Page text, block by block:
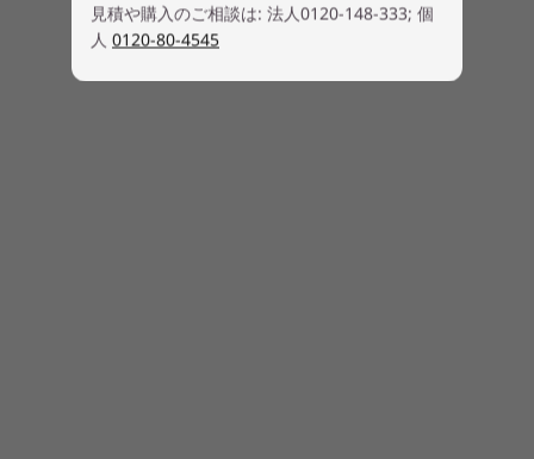
返しています。ライフサイクルを通じて過酷な作
業環境でもお使いいただける高い品質をお届けし
ます。
見積や購入のご相談は: 法人0120-148-333; 個
人 0120-80-4545